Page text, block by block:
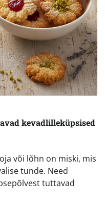
kevadlilleküpsised
või lõhn on miski, mis
tunde. Need
tuttavad